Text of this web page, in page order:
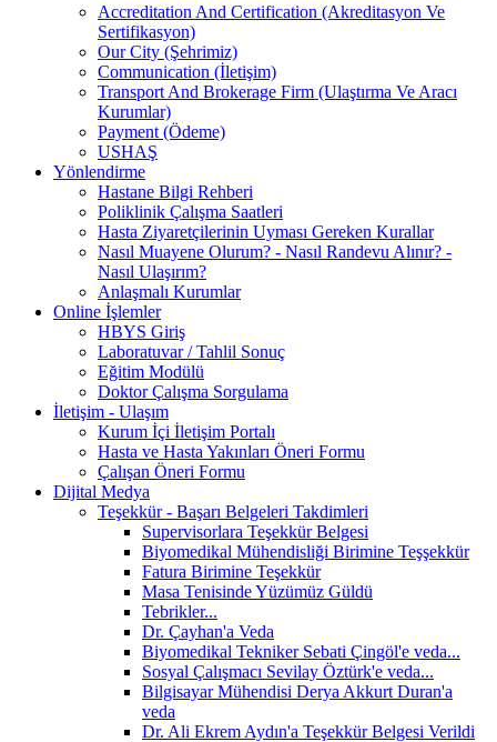
Accreditation And Certification (Akreditasyon Ve
Sertifikasyon)
Our City (Şehrimiz)
Communication (İletişim)
Transport And Brokerage Firm (Ulaştırma Ve Aracı
Kurumlar)
Payment (Ödeme)
USHAŞ
Yönlendirme
Hastane Bilgi Rehberi
Poliklinik Çalışma Saatleri
Hasta Ziyaretçilerinin Uyması Gereken Kurallar
Nasıl Muayene Olurum? - Nasıl Randevu Alınır? -
Nasıl Ulaşırım?
Anlaşmalı Kurumlar
Online İşlemler
HBYS Giriş
Laboratuvar / Tahlil Sonuç
Eğitim Modülü
Doktor Çalışma Sorgulama
İletişim - Ulaşım
Kurum İçi İletişim Portalı
Hasta ve Hasta Yakınları Öneri Formu
Çalışan Öneri Formu
Dijital Medya
Teşekkür - Başarı Belgeleri Takdimleri
Supervisorlara Teşekkür Belgesi
Biyomedikal Mühendisliği Birimine Teşşekkür
Fatura Birimine Teşekkür
Masa Tenisinde Yüzümüz Güldü
Tebrikler...
Dr. Çayhan'a Veda
Biyomedikal Tekniker Sebati Çingöl'e veda...
Sosyal Çalışmacı Sevilay Öztürk'e veda...
Bilgisayar Mühendisi Derya Akkurt Duran'a
veda
Dr. Ali Ekrem Aydın'a Teşekkür Belgesi Verildi